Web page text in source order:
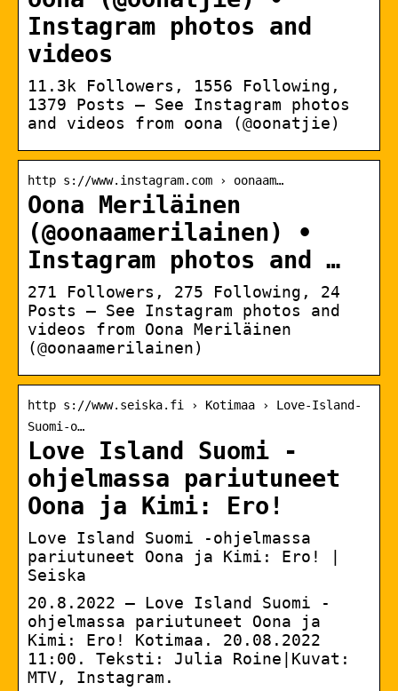
Instagram photos and
videos
11.3k Followers, 1556 Following,
1379 Posts – See Instagram photos
and videos from oona (@oonatjie)
http s://www.instagram.com › oonaam…
Oona Meriläinen
(@oonaamerilainen) •
Instagram photos and …
271 Followers, 275 Following, 24
Posts – See Instagram photos and
videos from Oona Meriläinen
(@oonaamerilainen)
http s://www.seiska.fi › Kotimaa › Love-Island-
Suomi-o…
Love Island Suomi -
ohjelmassa pariutuneet
Oona ja Kimi: Ero!
Love Island Suomi -ohjelmassa
pariutuneet Oona ja Kimi: Ero! |
Seiska
20.8.2022 — Love Island Suomi -
ohjelmassa pariutuneet Oona ja
Kimi: Ero! Kotimaa. 20.08.2022
11:00. Teksti: Julia Roine|Kuvat:
MTV, Instagram.